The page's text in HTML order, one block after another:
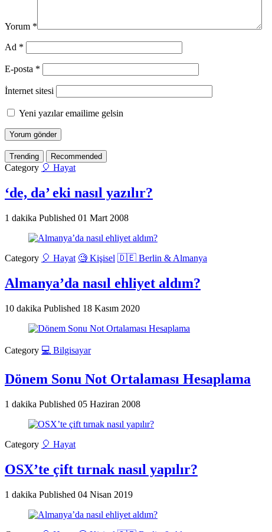
Yorum *
Ad *
E-posta *
İnternet sitesi
Yeni yazılar emailime gelsin
Trending Recommended
Category 🎈 Hayat
‘de, da’ eki nasıl yazılır?
1 dakika Published 01 Mart 2008
Category 🎈 Hayat 🧐 Kişisel 🇩🇪 Berlin & Almanya
Almanya’da nasıl ehliyet aldım?
10 dakika Published 18 Kasım 2020
Category 💻 Bilgisayar
Dönem Sonu Not Ortalaması Hesaplama
1 dakika Published 05 Haziran 2008
Category 🎈 Hayat
OSX’te çift tırnak nasıl yapılır?
1 dakika Published 04 Nisan 2019